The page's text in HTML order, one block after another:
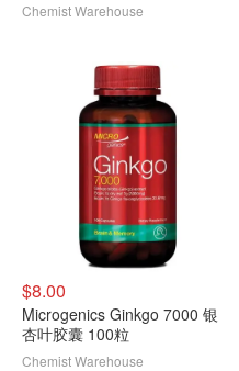
Chemist Warehouse
$8.00
Microgenics Ginkgo 7000 银
杏叶胶囊 100粒
Chemist Warehouse